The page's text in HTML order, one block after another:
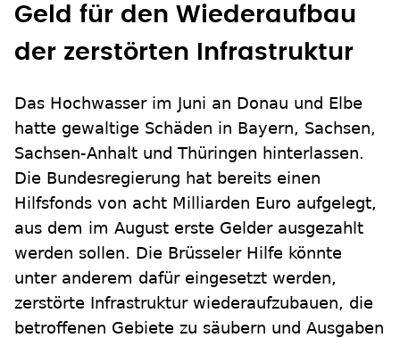
Geld für den Wiederaufbau
der zerstörten Infrastruktur
Das Hochwasser im Juni an Donau und Elbe
hatte gewaltige Schäden in Bayern, Sachsen,
Sachsen-Anhalt und Thüringen hinterlassen.
Die Bundesregierung hat bereits einen
Hilfsfonds von acht Milliarden Euro aufgelegt,
aus dem im August erste Gelder ausgezahlt
werden sollen. Die Brüsseler Hilfe könnte
unter anderem dafür eingesetzt werden,
zerstörte Infrastruktur wiederaufzubauen, die
betroffenen Gebiete zu säubern und Ausgaben